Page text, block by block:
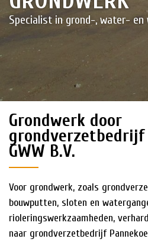
MVO & VEILIGHEID
PROJECTEN
CONTACT
HISTORIE
NIEUWS
Specialist in grond-, water- en
Grondwerk door
grondverzetbedrijf
GWW B.V.
Voor grondwerk, zoals
bouwputten, sloten en
rioleringswerkzaamheden,
naar grondverzetbedrijf